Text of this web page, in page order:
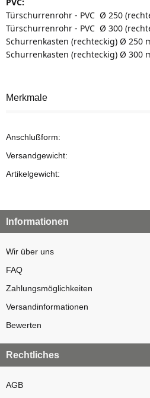
Türschurrenrohr - PVC Ø 250
Türschurrenrohr - PVC Ø 300
Schurrenkasten (rechteckig) Ø 250
Schurrenkasten (rechteckig) Ø 300
Merkmale
Anschlußform:
Versandgewicht:
Artikelgewicht:
Informationen
Wir über uns
FAQ
Zahlungsmöglichkeiten
Versandinformationen
Bewerten
Rechtliches
AGB